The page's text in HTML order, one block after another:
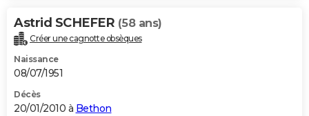
Astrid SCHEFER (58 ans)
Créer une cagnotte obsèques
Naissance
08/07/1951
Décès
20/01/2010 à Bethon